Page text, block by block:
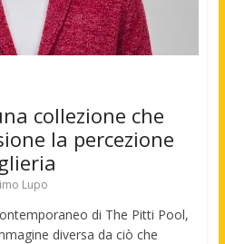
collezione che
la percezione
Lupo
di The Pitti Pool,
diversa da ciò che